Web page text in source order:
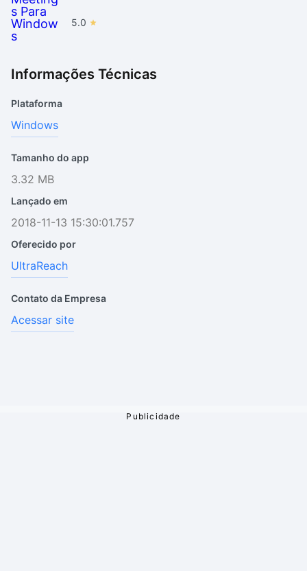
5.0
Informações Técnicas
Plataforma
Windows
Tamanho do app
3.32 MB
Lançado em
2018-11-13 15:30:01.757
Oferecido por
UltraReach
Contato da Empresa
Acessar site